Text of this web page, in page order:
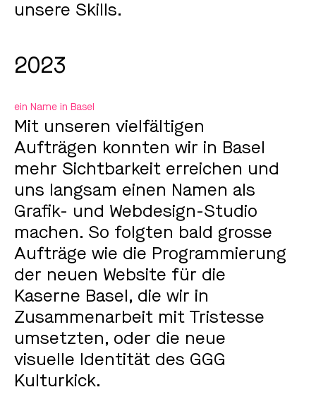
unsere Skills.
2023
ein Name in Basel
Mit unseren vielfältigen
Aufträgen konnten wir in Basel
mehr Sichtbarkeit erreichen und
uns langsam einen Namen als
Grafik- und Webdesign-Studio
machen. So folgten bald grosse
Aufträge wie die Programmierung
der neuen Website für die
Kaserne Basel, die wir in
Zusammenarbeit mit Tristesse
umsetzten, oder die neue
visuelle Identität des GGG
Kulturkick.